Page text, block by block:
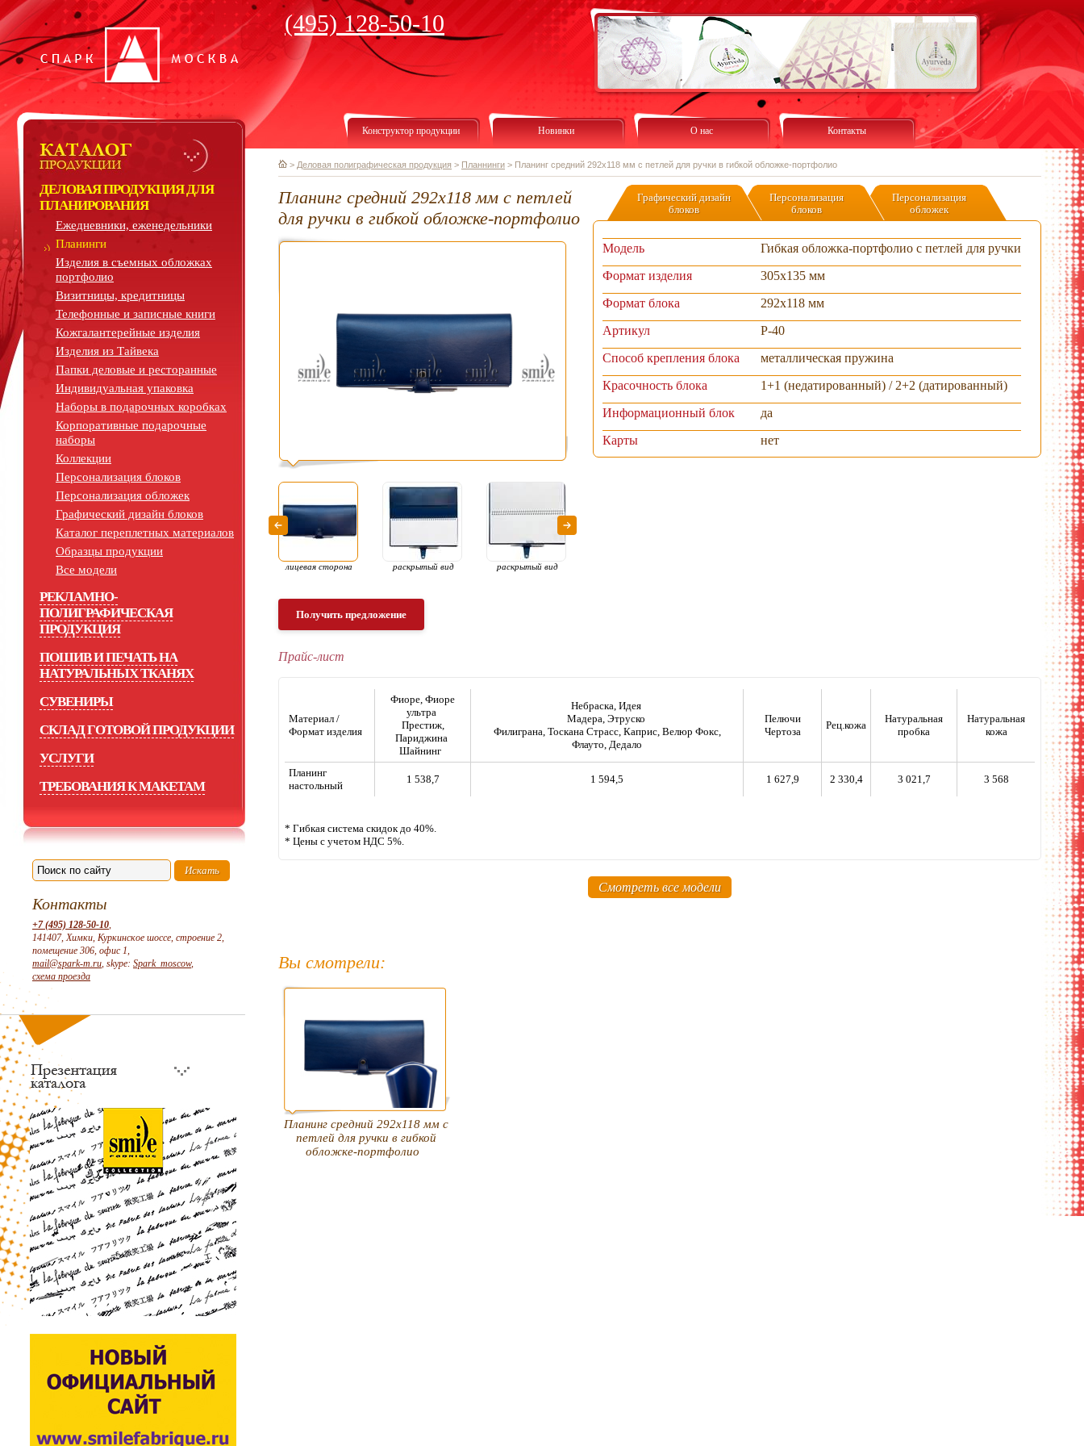
(495) 128-50-10
ДЕЛОВАЯ ПРОДУКЦИЯ ДЛЯ
ПЛАНИРОВАНИЯ
Ежедневники, еженедельники
Планинги
Изделия в съемных обложках
портфолио
Визитницы, кредитницы
Телефонные и записные книги
Кожгалантерейные изделия
Изделия из Тайвека
Папки деловые и ресторанные
Индивидуальная упаковка
Наборы в подарочных коробках
Корпоративные подарочные
наборы
Коллекции
Персонализация блоков
Персонализация обложек
Графический дизайн блоков
Каталог переплетных материалов
Образцы продукции
Все модели
РЕКЛАМНО-
ПОЛИГРАФИЧЕСКАЯ
ПРОДУКЦИЯ
ПОШИВ И ПЕЧАТЬ НА
НАТУРАЛЬНЫХ ТКАНЯХ
СУВЕНИРЫ
СКЛАД ГОТОВОЙ ПРОДУКЦИИ
УСЛУГИ
ТРЕБОВАНИЯ К МАКЕТАМ
Контакты
+7 (495) 128-50-10,
141407, Химки, Куркинское шоссе, строение 2,
помещение 306, офис 1,
mail@spark-m.ru, skype: Spark_moscow,
схема проезда
Конструктор продукции Новинки О нас Контакты
> Деловая полиграфическая продукция > Планнинги > Планинг средний 292х118 мм с петлей для ручки в гибкой обложке-портфолио
Планинг средний 292х118 мм с петлей
для ручки в гибкой обложке-портфолио
лицевая сторона раскрытый вид раскрытый вид
Получить предложение
Графический дизайн
блоков
Персонализация
блоков
Персонализация
обложек
Модель
Гибкая обложка-портфолио с петлей для ручки
Формат изделия
305х135 мм
Формат блока
292х118 мм
Артикул
P-40
Способ крепления блока
металлическая пружина
Красочность блока
1+1 (недатированный) / 2+2 (датированный)
Информационный блок
да
Карты
нет
Прайс-лист
Материал /
Формат изделия
Фиоре, Фиоре
ультра
Престиж,
Париджина
Шайнинг
Небраска, Идея
Мадера, Этруско
Филиграна, Тоскана Страсс, Каприс, Велюр Фокс,
Флауто, Дедало
Пелючи
Чертоза
Рец.кожа
Натуральная
пробка
Натуральная
кожа
Планинг
настольный
1 538,7 1 594,5 1 627,9 2 330,4 3 021,7 3 568
* Гибкая система скидок до 40%.
* Цены с учетом НДС 5%.
Смотреть все модели
Вы смотрели:
Планинг средний 292х118 мм с
петлей для ручки в гибкой
обложке-портфолио